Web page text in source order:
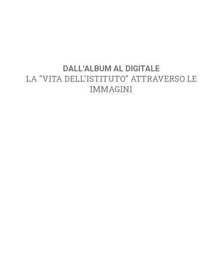
DALL'ALBUM AL DIGITALE
LA "VITA DELL'ISTITUTO" ATTRAVERSO LE
IMMAGINI